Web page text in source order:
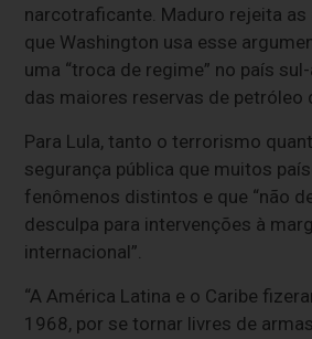
narcotraficante. Maduro rejeita as
que Washington usa esse
uma “troca de regime” no país
das maiores reservas de petróleo
Para Lula, tanto o terrorismo
segurança pública que muitos
fenômenos distintos e que “não
desculpa para intervenções à
internacional”.
“A América Latina e o Caribe
1968, por se tornar livres de